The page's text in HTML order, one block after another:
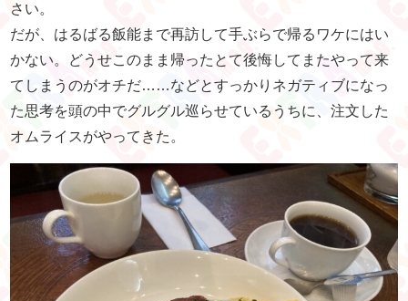
さい。
だが、はるばる飯能まで再訪して手ぶらで帰るワケにはい
かない。どうせこのまま帰ったとて後悔してまたやって来
てしまうのがオチだ……などとすっかりネガティブになっ
た思考を頭の中でグルグル巡らせているうちに、注文した
オムライスがやってきた。